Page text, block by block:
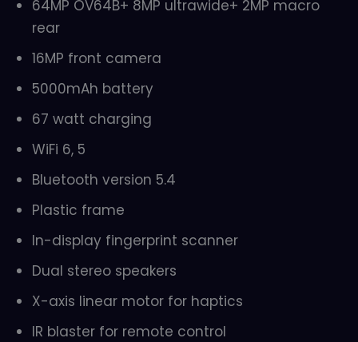
64MP OV64B+ 8MP ultrawide+ 2MP macro
rear
16MP front camera
5000mAh battery
67 watt charging
WiFi 6, 5
Bluetooth version 5.4
Plastic frame
In-display fingerprint scanner
Dual stereo speakers
X-axis linear motor for haptics
IR blaster for remote control